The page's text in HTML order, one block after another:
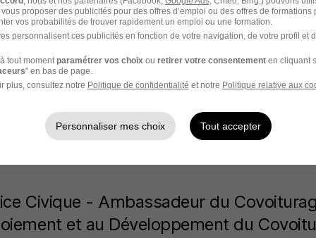
Civique - Aide à l'Accompagnement
des Activités du Club H/F
D'anizy Pinon
Civique - Ambassadeur du
et au Développement du
proposer des publicités pour des offres d’emploi ou des offres de formations
vos probabilités de trouver rapidement un emploi ou une formation.
personnalisent ces publicités en fonction de votre navigation, de votre profil et
tout moment paramétrer vos choix ou retirer votre consentementen cliquant
" en bas de page.
plus, consultez notre Politique de confidentialité et notre Politique relative aux
Personnaliser mes choix Tout accepter